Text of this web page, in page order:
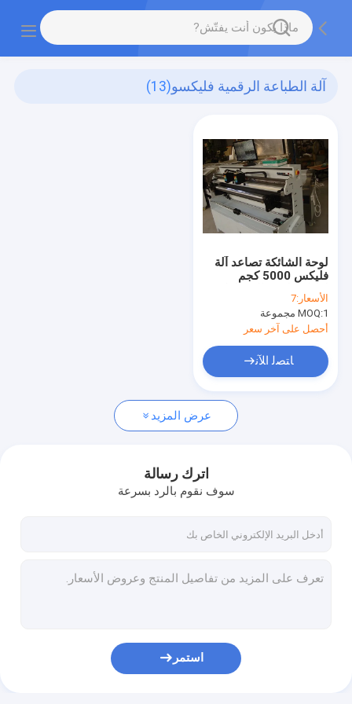
آلة الطباعة الرقمية فليكسو(13)
لوحة الشائكة تصاعد آلة
فليكس 5000 كجم
لطباعة لوحة الاسطوانة
الأسعار:7
MOQ:1 مجموعة
أحصل على آخر سعر
ﺎﺘﺼﻟ ﺍﻶﻧ
عرض المزيد
اترك رسالة
سوف نقوم بالرد بسرعة
استمر